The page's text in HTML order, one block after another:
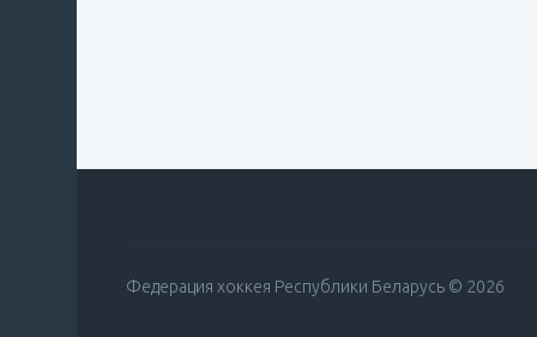
Федерация хоккея Республики Беларусь © 2026